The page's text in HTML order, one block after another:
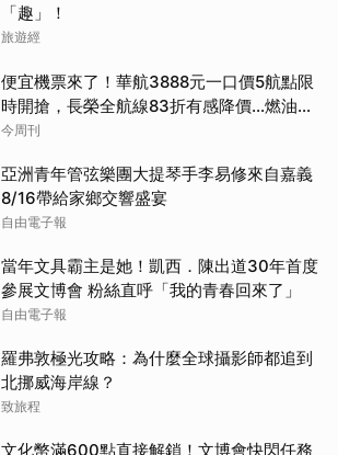
「趣」！
旅遊經
便宜機票來了！華航3888元一口價5航點限
時開搶，長榮全航線83折有感降價…燃油稅
8/9調漲早買早省
今周刊
亞洲青年管弦樂團大提琴手李易修來自嘉義
8/16帶給家鄉交響盛宴
自由電子報
當年文具霸主是她！凱西．陳出道30年首度
參展文博會 粉絲直呼「我的青春回來了」
自由電子報
羅弗敦極光攻略：為什麼全球攝影師都追到
北挪威海岸線？
致旅程
文化幣滿600點直接解鎖！文博會快閃任務